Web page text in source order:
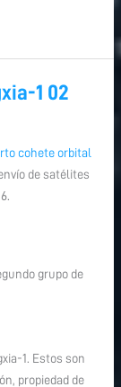
1 02
cohete orbital
de satélites
grupo de
1. Estos son
propiedad de